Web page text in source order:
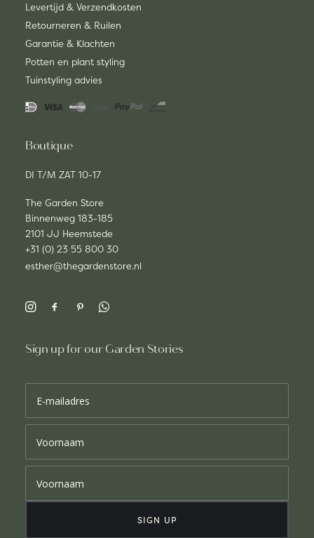
Levertijd & Verzendkosten
Retourneren & Ruilen
Garantie & Klachten
Potten en plant styling
Tuinstyling advies
Boutique
DI T/M ZAT 10-17
The Garden Store
Binnenweg 183-185
2101 JJ Heemstede
+31 (0) 23 55 800 30
esther@thegardenstore.nl
Sign up for our Garden Stories